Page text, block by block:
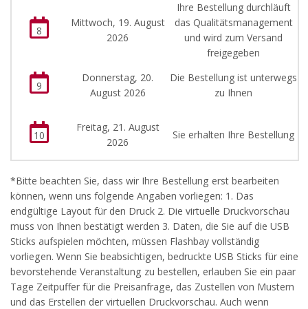
8
Mittwoch, 19. August
2026
Ihre Bestellung durchläuft
das Qualitätsmanagement
und wird zum Versand
freigegeben
9
Donnerstag, 20.
August 2026
Die Bestellung ist unterwegs
zu Ihnen
10
Freitag, 21. August
2026
Sie erhalten Ihre Bestellung
*Bitte beachten Sie, dass wir Ihre Bestellung erst bearbeiten
können, wenn uns folgende Angaben vorliegen: 1. Das
endgültige Layout für den Druck 2. Die virtuelle Druckvorschau
muss von Ihnen bestätigt werden 3. Daten, die Sie auf die USB
Sticks aufspielen möchten, müssen Flashbay vollständig
vorliegen. Wenn Sie beabsichtigen, bedruckte USB Sticks für eine
bevorstehende Veranstaltung zu bestellen, erlauben Sie ein paar
Tage Zeitpuffer für die Preisanfrage, das Zustellen von Mustern
und das Erstellen der virtuellen Druckvorschau. Auch wenn